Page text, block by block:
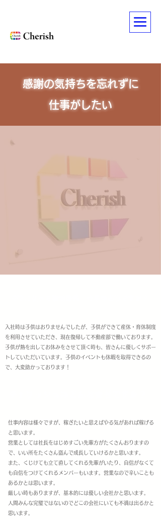
感謝の気持ちを忘れずに
​仕事がしたい
​入社時は子供はおりませんでしたが、子供ができて産休・育休制度
を利用させて いただき、 現在復帰して不動産部で働いております。
子供が熱を出してお休みをさせて頂く時も、 皆さんに優しくサポー
トしていただいています。 子供のイベントも休暇を取得できるの
で、 大変助かっております！
仕事内容は様々ですが、稼ぎたいと思えばやる気があれば稼げる
と思います。
営業としては社長をはじめすごい先輩方がたくさんおりますの
で、いい所をたくさん盗んで成長していけるかと思います。
また、くじけても立て直してくれる先輩がいたり、自信がなくて
も自信を つけてくれるメンバーもいます。 営業なので辛いことも
あるかとは思います。
厳しい時もありますが、基本的には優しい会社かと思います。
人間みんな完璧ではないのでどこの会社にいても不満は出るかと
思います。